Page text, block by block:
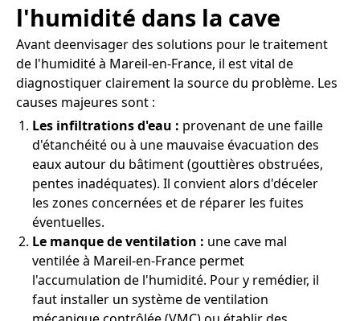
l'humidité dans la cave
Avant deenvisager des solutions pour le traitement
de l'humidité à Mareil-en-France, il est vital de
diagnostiquer clairement la source du problème. Les
causes majeures sont :
Les infiltrations d'eau : provenant de une faille
d'étanchéité ou à une mauvaise évacuation des
eaux autour du bâtiment (gouttières obstruées,
pentes inadéquates). Il convient alors d'déceler
les zones concernées et de réparer les fuites
éventuelles.
Le manque de ventilation : une cave mal
ventilée à Mareil-en-France permet
l'accumulation de l'humidité. Pour y remédier, il
faut installer un système de ventilation